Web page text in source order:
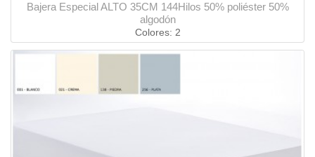
Bajera Especial ALTO 35CM 144Hilos 50% poliéster 50%
algodón
Colores: 2